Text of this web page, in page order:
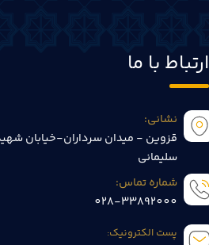
ارتباط با ما
نشانی:
قزوین - میدان سرداران-خیابان
سلیمانی
شماره تماس:
028-33892000
پست الکترونیک: